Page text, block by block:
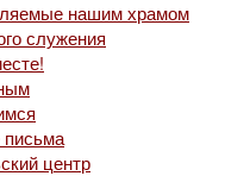
нашим храмом
служения
письма
центр